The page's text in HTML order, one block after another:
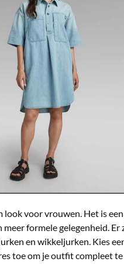
voor vrouwen. Het is
formele gelegenheid.
en wikkeljurken. Kies
toe om je outfit compleet te